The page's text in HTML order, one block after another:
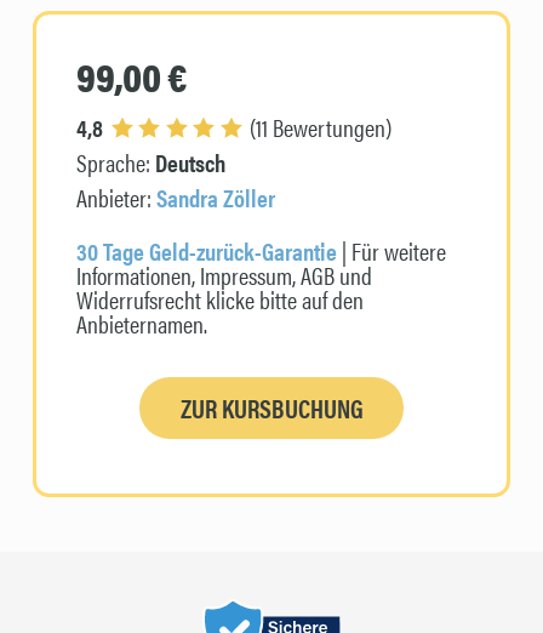
99,00 €
4,8
(11 Bewertungen)
Sprache: Deutsch
Anbieter:Sandra Zöller
30 Tage Geld-zurück-Garantie| Für weitere
Informationen, Impressum, AGB und
Widerrufsrecht klicke bitte auf den
Anbieternamen.
ZUR KURSBUCHUNG